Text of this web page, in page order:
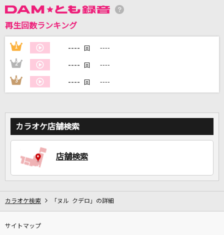
米津玄師
[良音]COLORS
FLOW
カラオケをもっと楽しもう！
再生回数ランキング
1 ---- 回 ----
2 ---- 回 ----
3 ---- 回 ----
カラオケ店舗検索
店舗検索
カラオケ検索 「ヌル クデロ」の詳細
サイトマップ